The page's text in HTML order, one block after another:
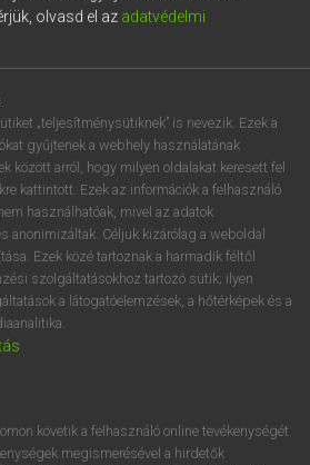
olvasd el az adatvédelmi
„teljesítménysütiknek” is nevezik. Ezek a
gyűjtenek a webhely használatának
között arról, hogy milyen oldalakat keresett fel
kattintott. Ezek az információk a felhasználó
használhatóak, mivel az adatok
anonimizáltak. Céljuk kizárólag a weboldal
Ezek közé tartoznak a harmadik féltől
szolgáltatásokhoz tartozó sütik; ilyen
a látogatóelemzések, a hőtérképek és a
követik a felhasználó online tevékenységét.
megismerésével a hirdetők